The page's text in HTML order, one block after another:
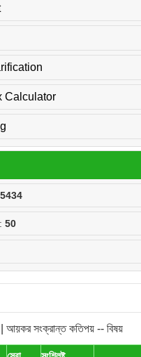
| আয়কর সংক্রান্ত কতিপয় -- বিষয়
Calculator
50